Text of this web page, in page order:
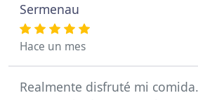
Sermenau
Hace un mes
Realmente disfruté mi